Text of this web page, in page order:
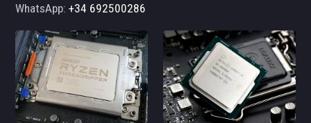
WhatsApp:+34 692500286